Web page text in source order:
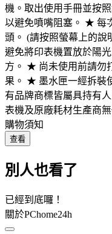
機。取出使用手冊並按
以避免噴嘴阻塞。 ★ 每
頭。 (請按照螢幕上的
避免將印表機置放於陽
方。 ★ 尚未使用前請勿
果。 ★ 墨水匣一經拆裝
有品牌商標皆屬具持有
表機及原廠耗材生產商無
購物須知
查看
別人也看了
已經到底囉！
關於PChome24h